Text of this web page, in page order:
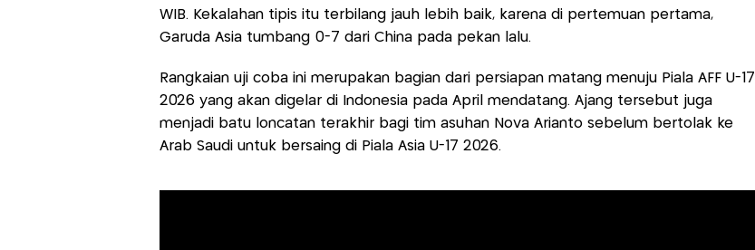
WIB. Kekalahan tipis itu terbilang jauh lebih baik, karena di pertemuan pertama,
Garuda Asia tumbang 0-7 dari China pada pekan lalu.
Rangkaian uji coba ini merupakan bagian dari persiapan matang menuju Piala AFF U-17
2026 yang akan digelar di Indonesia pada April mendatang. Ajang tersebut juga
menjadi batu loncatan terakhir bagi tim asuhan Nova Arianto sebelum bertolak ke
Arab Saudi untuk bersaing di Piala Asia U-17 2026.